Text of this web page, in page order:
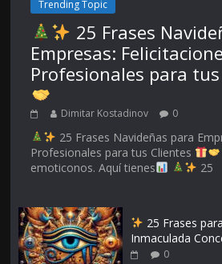
Trending Topic
25 Frases
Empresas:
Profesionales para
Dimitar Kostadinov 0
25 Frases Navideñas para
Profesionales para tus Clientes
emoticonos. Aquí tienes
25
25 Frases
Inmaculada
0